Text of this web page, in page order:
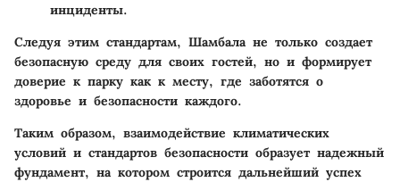
инциденты.
Следуя этим стандартам, Шамбала не только создает
безопасную среду для своих гостей, но и формирует
доверие к парку как к месту, где заботятся о
здоровье и безопасности каждого.
Таким образом, взаимодействие климатических
условий и стандартов безопасности образует надежный
фундамент, на котором строится дальнейший успех